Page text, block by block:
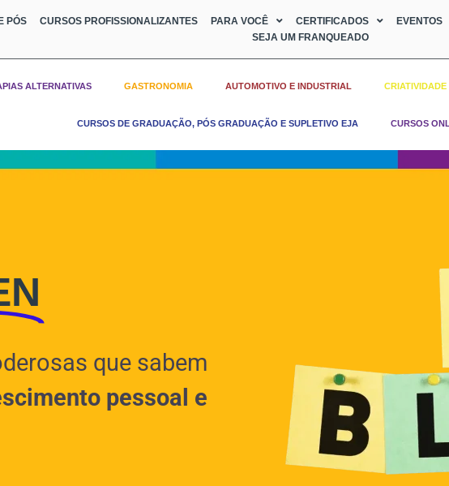
PÓS CURSOS PROFISSIONALIZANTES PARA VOCÊ CERTIFICADOS EVENTOS
SEJA UM FRANQUEADO
ALTERNATIVAS GASTRONOMIA AUTOMOTIVO E INDUSTRIAL CRIATIVIDADE
CURSOS DE GRADUAÇÃO, PÓS GRADUAÇÃO E SUPLETIVO EJA CURSOS
que sabem
pessoal e